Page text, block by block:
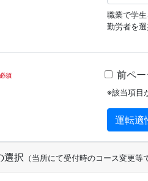
職業で学生
勤労者を
必須 前ペ
※該当項目
運転適
選択 （当所にて受付時のコース変更